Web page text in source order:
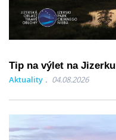
Tip na výlet na Jizerku
Aktuality 04.08.2026